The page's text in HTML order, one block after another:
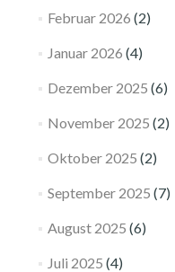
Februar 2026 (2)
Januar 2026 (4)
Dezember 2025 (6)
November 2025 (2)
Oktober 2025 (2)
September 2025 (7)
August 2025 (6)
Juli 2025 (4)